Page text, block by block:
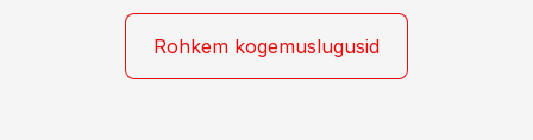
Rohkem kogemuslugusid